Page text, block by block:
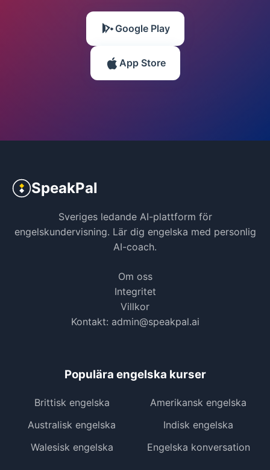
Google Play
App Store
SpeakPal
Sveriges ledande AI-plattform för
engelskundervisning. Lär dig engelska med personlig
AI-coach.
Om oss
Integritet
Villkor
Kontakt: admin@speakpal.ai
Populära engelska kurser
Brittisk engelska
Amerikansk engelska
Australisk engelska
Indisk engelska
Walesisk engelska
Engelska konversation